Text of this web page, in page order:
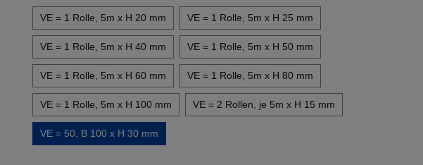
VE = 1 Rolle, 5m x H 20 mm VE = 1 Rolle, 5m x H 25 mm
VE = 1 Rolle, 5m x H 40 mm VE = 1 Rolle, 5m x H 50 mm
VE = 1 Rolle, 5m x H 60 mm VE = 1 Rolle, 5m x H 80 mm
VE = 1 Rolle, 5m x H 100 mm VE = 2 Rollen, je 5m x H 15 mm
VE = 50, B 100 x H 30 mm